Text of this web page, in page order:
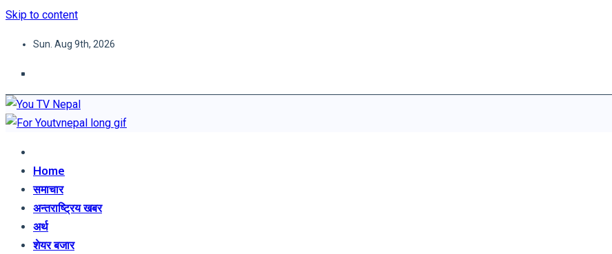
Skip to content
Sun. Aug 9th, 2026
Home
समाचार
अन्तराष्ट्रिय खबर
अर्थ
शेयर बजार